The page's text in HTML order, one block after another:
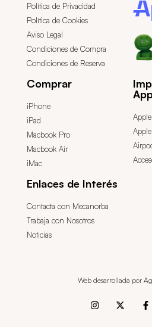
Política de Privacidad
Política de Cookies
Aviso Legal
Condiciones de Compra
Condiciones de Reserva
Comprar
iPhone
iPad
Macbook Pro
Macbook Air
iMac
Enlaces de Interés
Contacta con Mecanorba
Trabaja con Nosotros
Noticias
Web desarrollada por